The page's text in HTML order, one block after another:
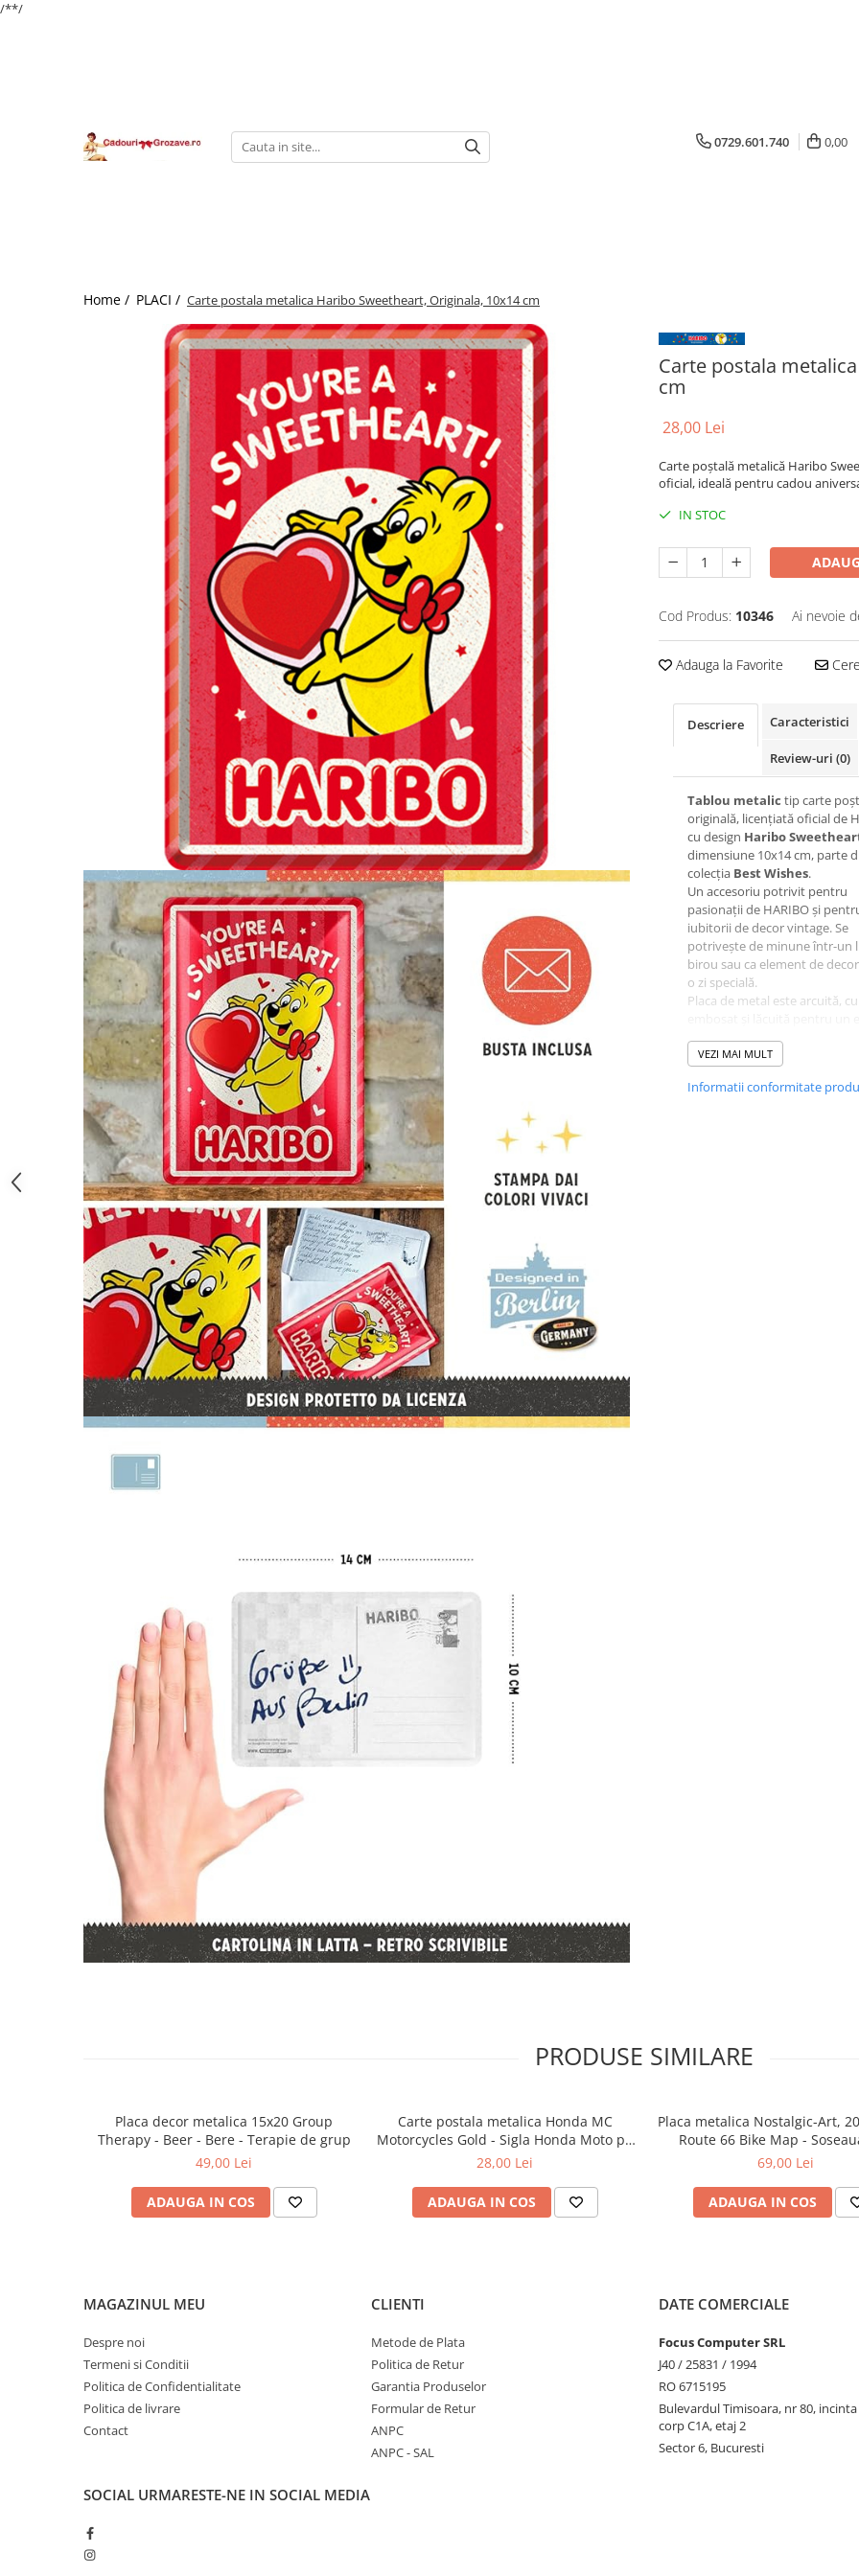
/**/
0729.601.740 0,00
Home / PLACI / Carte postala metalica Haribo Sweetheart, Originala, 10x14 cm
Carte postala
cm
28,00 Lei
Carte poștală metalică Haribo
oficial, ideală pentru cadou
IN STOC
Cod Produs: 10346 Ai nevoie
Adauga la Favorite
Descriere Caracteristici
Review-uri (0)
Tablou metalic tip carte
originală, licențiată oficial de
cu design Haribo
dimensiune 10x14 cm, parte
colecția Best Wishes.
Un accesoriu potrivit pentru
pasionații de HARIBO și
iubitorii de decor vintage. Se
potrivește de minune într-un
birou sau ca element de
o zi specială.
Placa de metal este arcuită,
vizual deosebit prin reflexia
Spatele este căptușit cu hârtie,
cadou. Are marginea fasonată,
VEZI MAI MULT
Informatii conformitate
PRODUSE SIMILARE
Placa decor metalica 15x20 Group
Therapy - Beer - Bere - Terapie de grup
49,00 Lei
ADAUGA IN COS
Carte postala metalica Honda MC
Motorcycles Gold - Sigla Honda Moto pe
auriu, Originala, 10x14 cm
28,00 Lei
ADAUGA IN COS
Placa metalica Nostalgic-Art,
Route 66 Bike Map -
Motocicleta si Harta
69,00 Lei
ADAUGA IN COS
MAGAZINUL MEU
Despre noi
Termeni si Conditii
Politica de Confidentialitate
Politica de livrare
Contact
CLIENTI
Metode de Plata
Politica de Retur
Garantia Produselor
Formular de Retur
ANPC
ANPC - SAL
DATE COMERCIALE
Focus Computer SRL
J40 / 25831 / 1994
RO 6715195
Bulevardul Timisoara, nr 80,
corp C1A, etaj 2
Sector 6, Bucuresti
SOCIAL URMARESTE-NE IN SOCIAL MEDIA